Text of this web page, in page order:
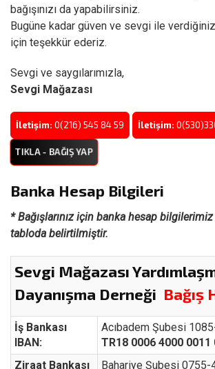
bağışınızı da yapabilirsiniz.
Bugüne kadar güven ve sevgi ile
için teşekkür ederiz.
Sevgi ve saygılarımızla,
Sevgi Mağazası
İletişim: 0(216) 545 84 59 İletişim:
TIKLA - BAĞIŞ YAP
Banka Hesap Bilgileri
* Bağışlarınız için banka hesap bilgilerimiz
tabloda belirtilmiştir.
Sevgi Mağazası
Dayanışma Derneği Bağış
İş Bankası
IBAN:
Acıbadem Şubesi
TR18 0006 4000 0011
Ziraat Bankası
Bahariye Şubesi